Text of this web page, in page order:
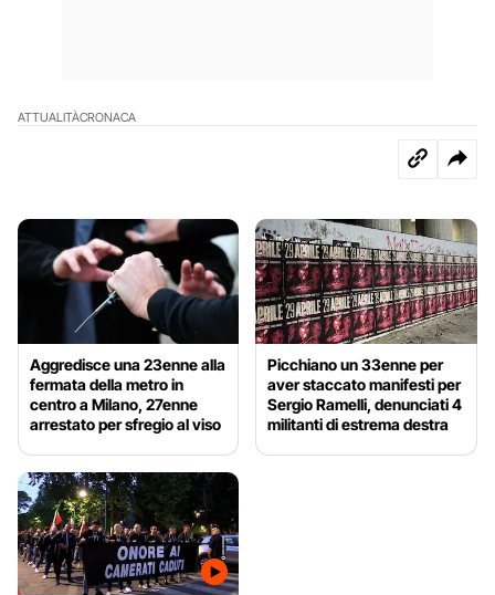
ATTUALITÀCRONACA
Aggredisce una 23enne alla
fermata della metro in
centro a Milano, 27enne
arrestato per sfregio al viso
Picchiano un 33enne per
aver staccato manifesti per
Sergio Ramelli, denunciati 4
militanti di estrema destra